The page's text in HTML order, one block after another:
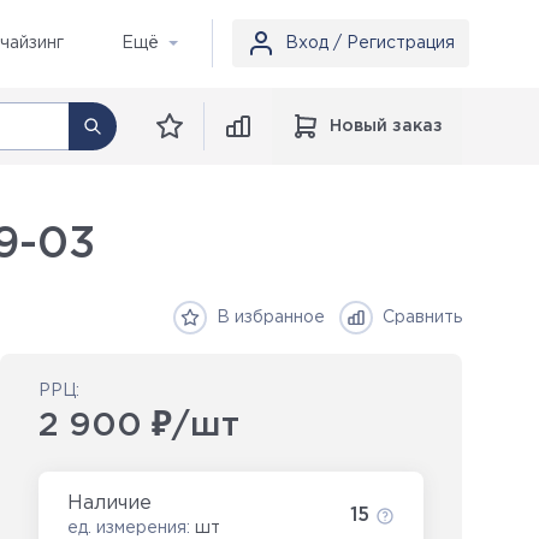
Ещё Вход / Регистрация
Новый заказ
03
В избранное Сравнить
РРЦ:
2 900 ₽/шт
Наличие
ед. измерения: шт
15